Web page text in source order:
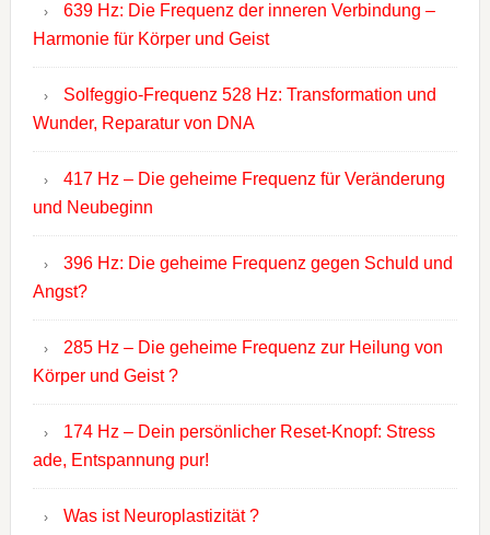
639 Hz: Die Frequenz der inneren Verbindung –
Harmonie für Körper und Geist
Solfeggio-Frequenz 528 Hz: Transformation und
Wunder, Reparatur von DNA
417 Hz – Die geheime Frequenz für Veränderung
und Neubeginn
396 Hz: Die geheime Frequenz gegen Schuld und
Angst?
285 Hz – Die geheime Frequenz zur Heilung von
Körper und Geist ?
174 Hz – Dein persönlicher Reset-Knopf: Stress
ade, Entspannung pur!
Was ist Neuroplastizität ?